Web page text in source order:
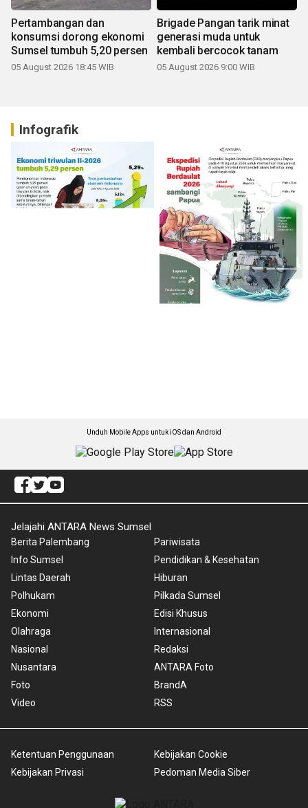
Pertambangan dan
konsumsi dorong ekonomi
Sumsel tumbuh 5,20 persen
05 August 2026 18:45 WIB
Brigade Pangan tarik minat
generasi muda untuk
kembali bercocok tanam
05 August 2026 9:00 WIB
Infografik
Unduh Mobile Apps untuk iOS dan Android
Jelajahi ANTARA News Sumsel
Berita Palembang
Info Sumsel
Lintas Daerah
Polhukam
Ekonomi
Olahraga
Nasional
Nusantara
Foto
Video
Pariwisata
Pendidikan & Kesehatan
Hiburan
Pilkada Sumsel
Edisi Khusus
Internasional
Redaksi
ANTARA Foto
BrandA
RSS
Ketentuan Penggunaan
Kebijakan Privasi
Kebijakan Cookie
Pedoman Media Siber